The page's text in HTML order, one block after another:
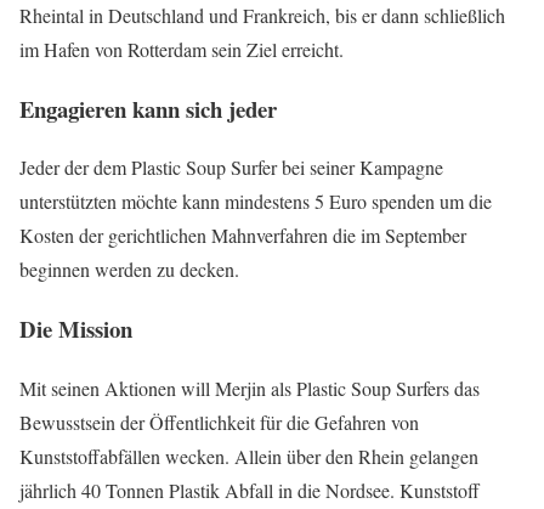
Rheintal in Deutschland und Frankreich, bis er dann schließlich
im Hafen von Rotterdam sein Ziel erreicht.
Engagieren kann sich jeder
Jeder der dem Plastic Soup Surfer bei seiner Kampagne
unterstützten möchte kann mindestens 5 Euro spenden um die
Kosten der gerichtlichen Mahnverfahren die im September
beginnen werden zu decken.
Die Mission
Mit seinen Aktionen will Merjin als Plastic Soup Surfers das
Bewusstsein der Öffentlichkeit für die Gefahren von
Kunststoffabfällen wecken. Allein über den Rhein gelangen
jährlich 40 Tonnen Plastik Abfall in die Nordsee. Kunststoff